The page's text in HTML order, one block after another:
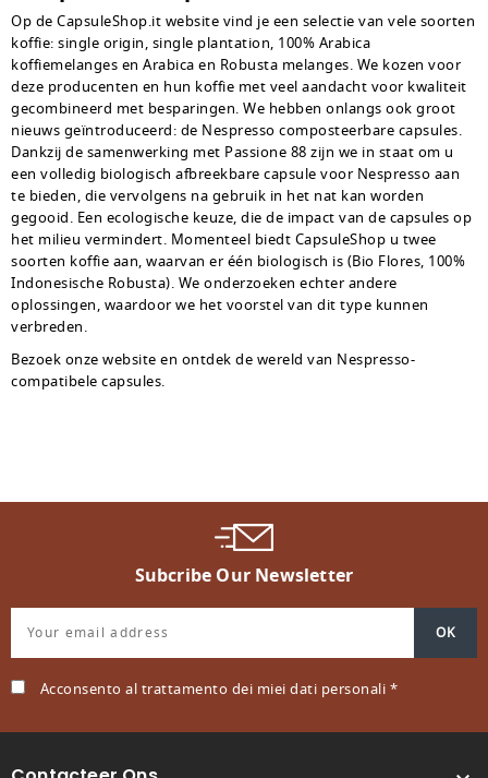
Op de CapsuleShop.it website vind je een selectie van vele soorten
koffie: single origin, single plantation, 100% Arabica
koffiemelanges en Arabica en Robusta melanges. We kozen voor
deze producenten en hun koffie met veel aandacht voor kwaliteit
gecombineerd met besparingen. We hebben onlangs ook groot
nieuws geïntroduceerd: de Nespresso composteerbare capsules.
Dankzij de samenwerking met Passione 88 zijn we in staat om u
een volledig biologisch afbreekbare capsule voor Nespresso aan
te bieden, die vervolgens na gebruik in het nat kan worden
gegooid. Een ecologische keuze, die de impact van de capsules op
het milieu vermindert. Momenteel biedt CapsuleShop u twee
soorten koffie aan, waarvan er één biologisch is (Bio Flores, 100%
Indonesische Robusta). We onderzoeken echter andere
oplossingen, waardoor we het voorstel van dit type kunnen
verbreden.
Bezoek onze website en ontdek de wereld van Nespresso-
compatibele capsules.
Subcribe Our Newsletter
Acconsento al trattamento dei miei dati personali *